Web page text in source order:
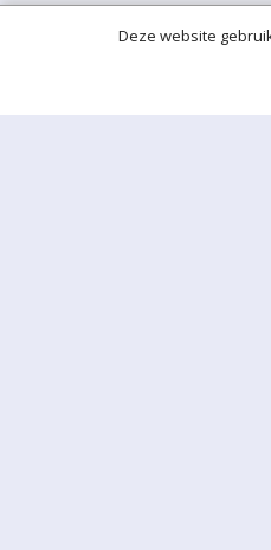
Deze website